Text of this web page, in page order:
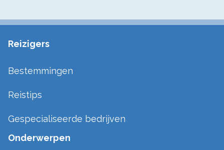
Reizigers
Bestemmingen
Reistips
Gespecialiseerde bedrijven
Onderwerpen